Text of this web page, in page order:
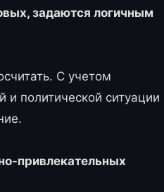
задаются логичным
С учетом
и политической ситуации
привлекательных